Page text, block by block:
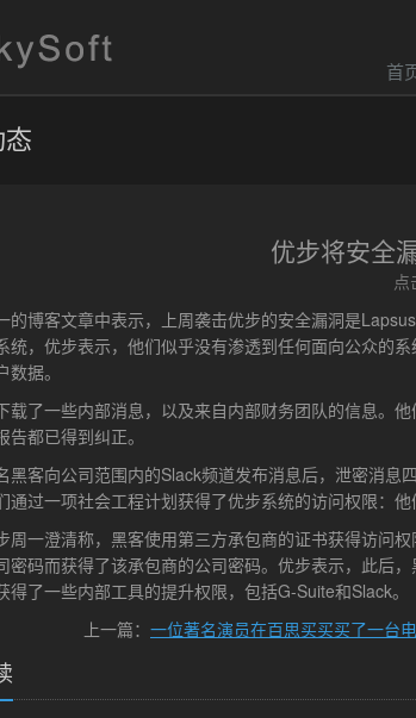
首
优步将安全
的博客文章中表示，上周袭击优步的安全漏洞是
统，优步表示，他们似乎没有渗透到任何面向公众的
据。
载了一些内部消息，以及来自内部财务团队的信息。
告都已得到纠正。
黑客向公司范围内的Slack频道发布消息后，泄密消
通过一项社会工程计划获得了优步系统的访问权限：
周一澄清称，黑客使用第三方承包商的证书获得访问
密码而获得了该承包商的公司密码。优步表示，此后
得了一些内部工具的提升权限，包括G-Suite和Slack。
上一篇： 一位著名演员在百思买买买了一台